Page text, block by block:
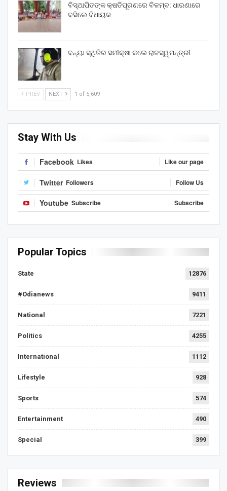
ବିସ୍ଥାପିତଙ୍କ କ୍ଷତିପୂରଣରେ ବିଳମ୍ବ: ଧାରଣାରେ
ବସିଲେ ବିଧାୟକ
ବନ୍ୟା ସ୍ଥିତିର ସମୀକ୍ଷା କଲେ ରାଜସ୍ୱମନ୍ତ୍ରୀ
PREV NEXT 1 of 5,609
Stay With Us
Facebook Likes Like our page
Twitter Followers Follow Us
Youtube Subscribe Subscribe
Popular Topics
State 12876
#Odianews 9411
National 7221
Politics 4255
International 1112
Lifestyle 928
Sports 574
Entertainment 490
Special 399
Reviews